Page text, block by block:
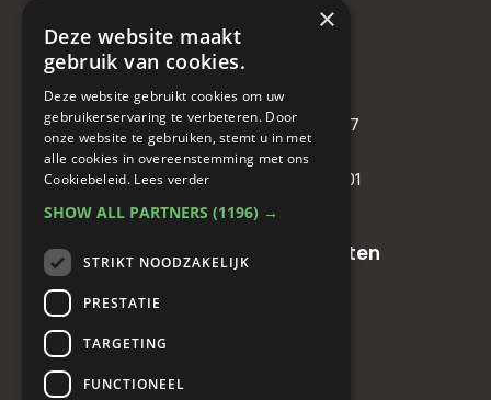
Bedrijf
KVK: 71479090
IBAN : NL81RABO0349089957
BIC :
RABONL2U
BTW (VAT) :
NL. 858732191.B01
Oude baan 49, 5125 NG Hulten
+31(0)161 23 48 68
×
Deze website maakt
gebruik van cookies.
Deze website gebruikt cookies om uw
gebruikerservaring te verbeteren. Door
onze website te gebruiken, stemt u in met
alle cookies in overeenstemming met ons
Cookiebeleid. Lees verder
SHOW ALL PARTNERS (1196) →
STRIKT NOODZAKELIJK
PRESTATIE
TARGETING
FUNCTIONEEL